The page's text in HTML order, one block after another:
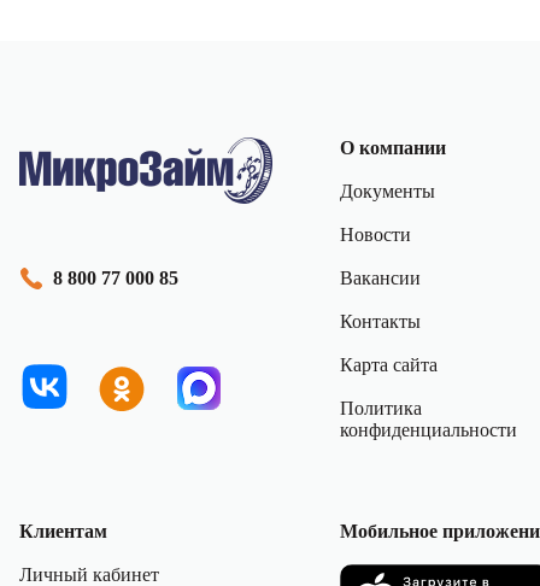
8 800 77 000 85
О компании
Документы
Новости
Вакансии
Контакты
Карта сайта
Политика
конфиденциальности
Клиентам
Личный кабинет
Мобильное